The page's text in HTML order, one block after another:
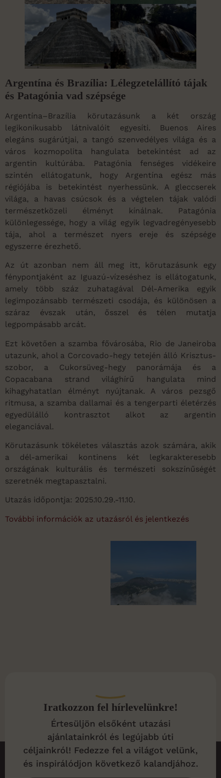
Argentína és Brazília: Lélegzetelállító tájak
és Patagónia vad szépsége
Argentína–Brazília körutazásunk a két ország
legikonikusabb látnivalóit egyesíti. Buenos Aires
elegáns sugárútjai, a tangó szenvedélyes világa és a
város kozmopolita hangulata betekintést ad az
argentin kultúrába. Patagónia fenséges vidékeire
szintén ellátogatunk, hogy Argentína egész más
régiójába is betekintést nyerhessünk. A gleccserek
világa, a havas csúcsok és a végtelen tájak valódi
természetközeli élményt kínálnak. Patagónia
különlegessége, hogy a világ egyik legvadregényesebb
tája, ahol a természet nyers ereje és szépsége
egyszerre érezhető.
Az út azonban nem áll meg itt, körutazásunk egy
fénypontjaként az Iguazú-vízeséshez is ellátogatunk,
amely több száz zuhatagával Dél-Amerika egyik
legimpozánsabb természeti csodája, és különösen a
száraz évszak után, ősszel és télen mutatja
legpompásabb arcát.
Ezt követően a szamba fővárosába, Rio de Janeiroba
utazunk, ahol a Corcovado-hegy tetején álló Krisztus-
szobor, a Cukorsüveg-hegy panorámája és a
Copacabana strand világhírű hangulata mind
kihagyhatatlan élményt nyújtanak. A város pezsgő
ritmusa, a szamba dallamai és a tengerparti életérzés
egyedülálló kontrasztot alkot az argentin
eleganciával.
Körutazásunk tökéletes választás azok számára, akik
a dél-amerikai kontinens két legkarakteresebb
országának kulturális és természeti sokszínűségét
szeretnék megtapasztalni.
Utazás időpontja: 2025.10.29.-11.10.
További információk az utazásról és jelentkezés